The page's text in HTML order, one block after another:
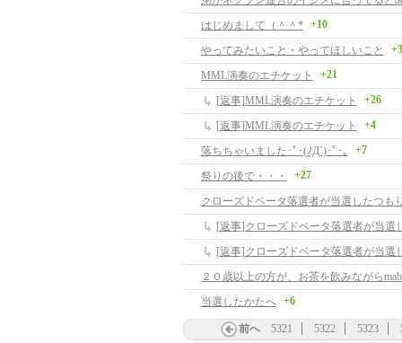
はじめまして（＾＾* +10
やってみたいこと・やってほしいこと +3
MML演奏のエチケット +21
[返事]MML演奏のエチケット +26
[返事]MML演奏のエチケット +4
落ちちゃいました･ﾟ･(ﾉД`)･ﾟ･｡ +7
祭りの後で・・・ +27
クローズドベータ落選者が当選したつも
当選したかたへ +6
前へ 5321 5322 5323